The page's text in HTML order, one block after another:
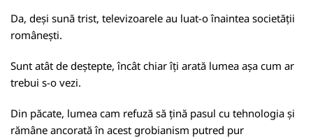
Da, deși sună trist, televizoarele au luat-o înaintea societății
românești.
Sunt atât de deștepte, încât chiar îți arată lumea așa cum ar
trebui s-o vezi.
Din păcate, lumea cam refuză să țină pasul cu tehnologia și
rămâne ancorată în acest grobianism putred pur